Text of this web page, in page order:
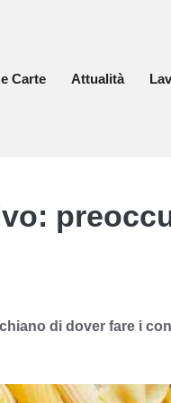
Carte
Attualità
di dover fare i